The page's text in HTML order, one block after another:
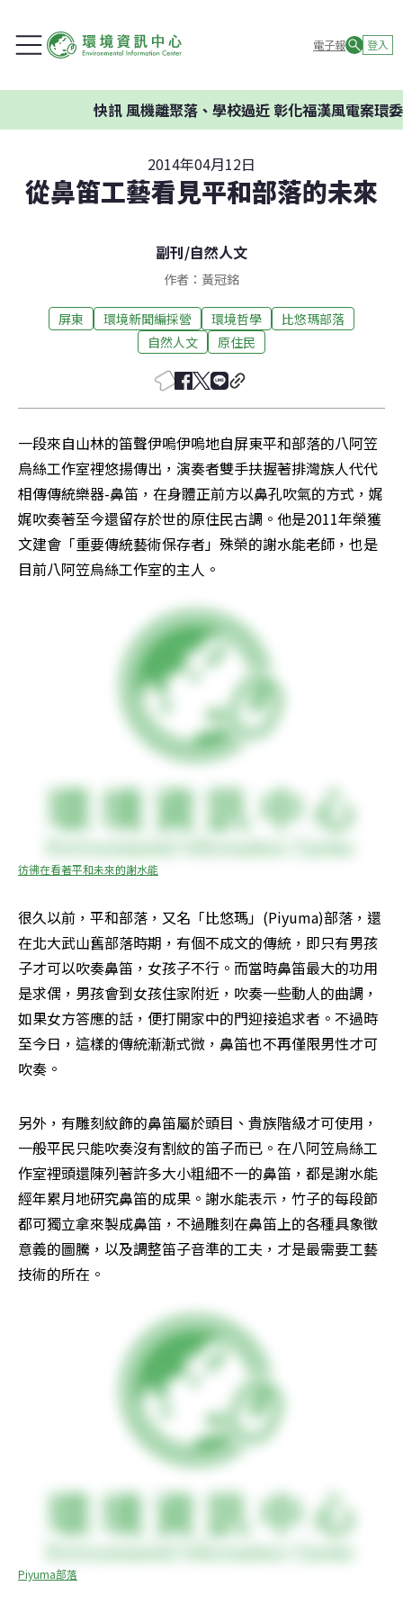
電子報 登入
快訊風機離聚落、學校過近 彰化福漢風電案環委建
2014年04月12日
從鼻笛工藝看見平和部落的未來
副刊/自然人文
作者：黃冠銘
屏東 環境新聞編採營 環境哲學
比悠瑪部落
自然人文
原住民
一段來自山林的笛聲伊嗚伊嗚地自屏東平和部落的八阿笠
烏絲工作室裡悠揚傳出，演奏者雙手扶握著排灣族人代代
相傳傳統樂器-鼻笛，在身體正前方以鼻孔吹氣的方式，娓
娓吹奏著至今還留存於世的原住民古調。他是2011年榮獲
文建會「重要傳統藝術保存者」殊榮的謝水能老師，也是
目前八阿笠烏絲工作室的主人。
彷彿在看著平和未來的謝水能
很久以前，平和部落，又名「比悠瑪」(Piyuma)部落，還
在北大武山舊部落時期，有個不成文的傳統，即只有男孩
子才可以吹奏鼻笛，女孩子不行。而當時鼻笛最大的功用
是求偶，男孩會到女孩住家附近，吹奏一些動人的曲調，
如果女方答應的話，便打開家中的門迎接追求者。不過時
至今日，這樣的傳統漸漸式微，鼻笛也不再僅限男性才可
吹奏。
另外，有雕刻紋飾的鼻笛屬於頭目、貴族階級才可使用，
一般平民只能吹奏沒有割紋的笛子而已。在八阿笠烏絲工
作室裡頭還陳列著許多大小粗細不一的鼻笛，都是謝水能
經年累月地研究鼻笛的成果。謝水能表示，竹子的每段節
都可獨立拿來製成鼻笛，不過雕刻在鼻笛上的各種具象徵
意義的圖騰，以及調整笛子音準的工夫，才是最需要工藝
技術的所在。
Piyuma部落